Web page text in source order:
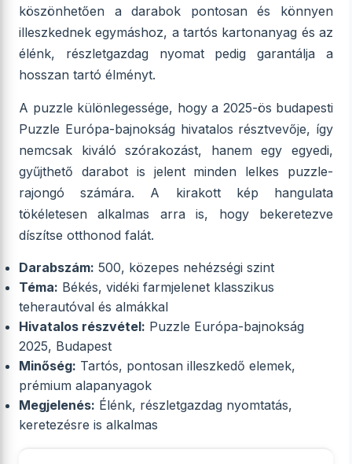
köszönhetően a darabok pontosan és könnyen
illeszkednek egymáshoz, a tartós kartonanyag és az
élénk, részletgazdag nyomat pedig garantálja a
hosszan tartó élményt.
A puzzle különlegessége, hogy a 2025-ös budapesti
Puzzle Európa-bajnokság hivatalos résztvevője, így
nemcsak kiváló szórakozást, hanem egy egyedi,
gyűjthető darabot is jelent minden lelkes puzzle-
rajongó számára. A kirakott kép hangulata
tökéletesen alkalmas arra is, hogy bekeretezve
díszítse otthonod falát.
Darabszám: 500, közepes nehézségi szint
Téma: Békés, vidéki farmjelenet klasszikus
teherautóval és almákkal
Hivatalos részvétel: Puzzle Európa-bajnokság
2025, Budapest
Minőség: Tartós, pontosan illeszkedő elemek,
prémium alapanyagok
Megjelenés: Élénk, részletgazdag nyomtatás,
keretezésre is alkalmas